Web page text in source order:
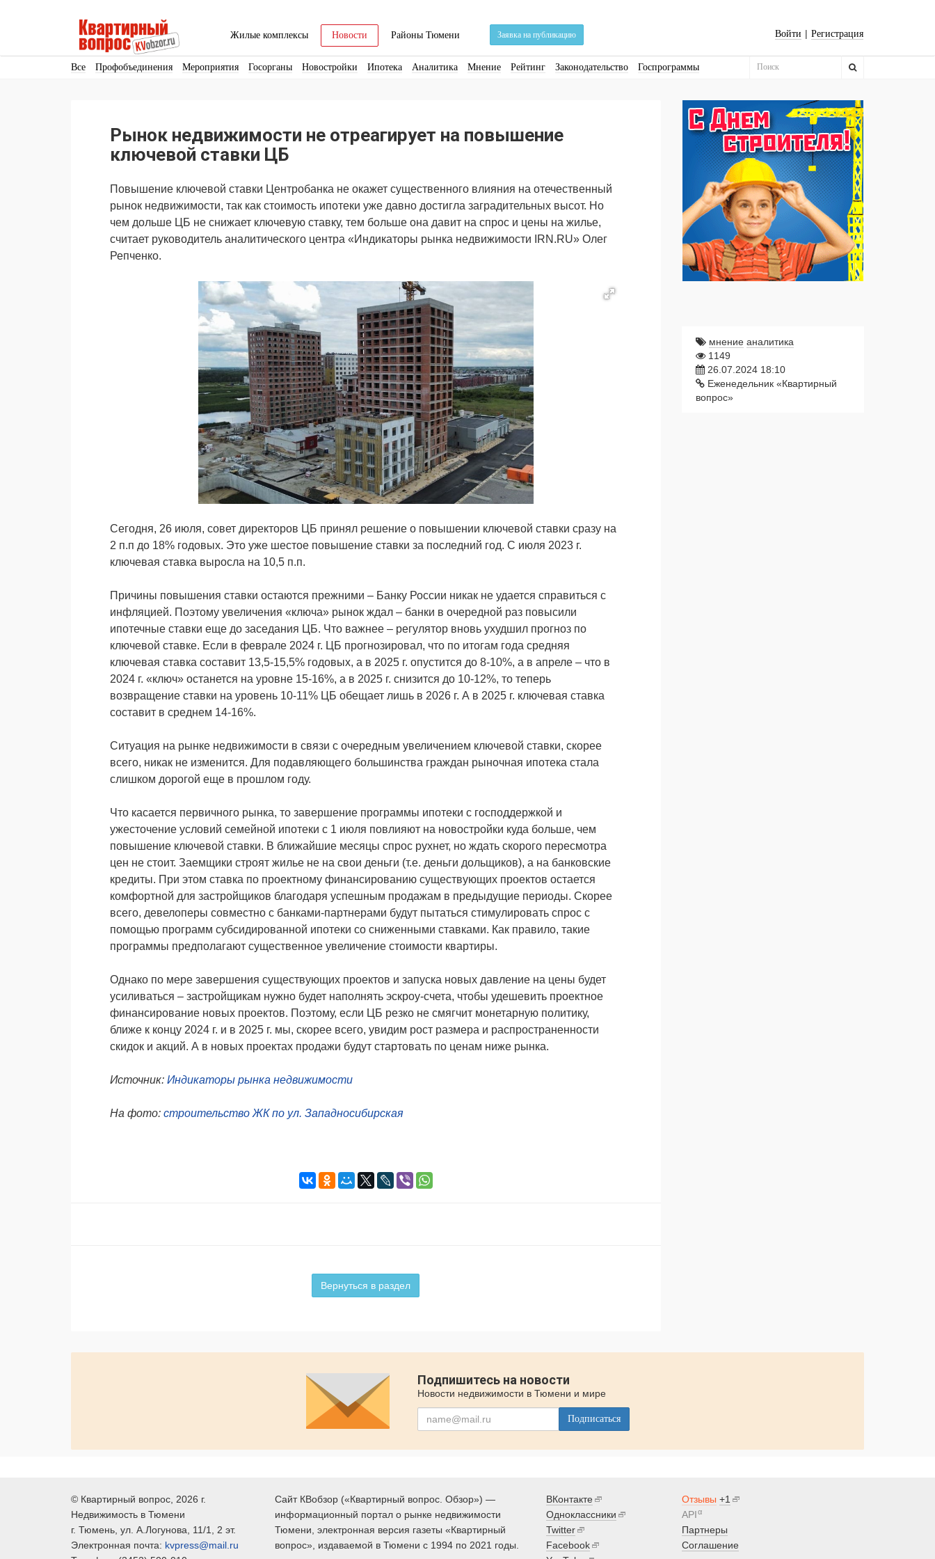
Жилые комплексы Новости Районы Тюмени Заявка на публикацию Войти | Регистрация
Все Профобъединения Мероприятия Госорганы Новостройки Ипотека Аналитика Мнение Рейтинг Законодательство Госпрограммы
Рынок недвижимости не отреагирует на повышение
ключевой ставки ЦБ
Повышение ключевой ставки Центробанка не окажет существенного влияния на отечественный
рынок недвижимости, так как стоимость ипотеки уже давно достигла заградительных высот. Но
чем дольше ЦБ не снижает ключевую ставку, тем больше она давит на спрос и цены на жилье,
считает руководитель аналитического центра «Индикаторы рынка недвижимости IRN.RU» Олег
Репченко.
Сегодня, 26 июля, совет директоров ЦБ принял решение о повышении ключевой ставки сразу на
2 п.п до 18% годовых. Это уже шестое повышение ставки за последний год. С июля 2023 г.
ключевая ставка выросла на 10,5 п.п.
Причины повышения ставки остаются прежними – Банку России никак не удается справиться с
инфляцией. Поэтому увеличения «ключа» рынок ждал – банки в очередной раз повысили
ипотечные ставки еще до заседания ЦБ. Что важнее – регулятор вновь ухудшил прогноз по
ключевой ставке. Если в феврале 2024 г. ЦБ прогнозировал, что по итогам года средняя
ключевая ставка составит 13,5-15,5% годовых, а в 2025 г. опустится до 8-10%, а в апреле – что в
2024 г. «ключ» останется на уровне 15-16%, а в 2025 г. снизится до 10-12%, то теперь
возвращение ставки на уровень 10-11% ЦБ обещает лишь в 2026 г. А в 2025 г. ключевая ставка
составит в среднем 14-16%.
Ситуация на рынке недвижимости в связи с очередным увеличением ключевой ставки, скорее
всего, никак не изменится. Для подавляющего большинства граждан рыночная ипотека стала
слишком дорогой еще в прошлом году.
Что касается первичного рынка, то завершение программы ипотеки с господдержкой и
ужесточение условий семейной ипотеки с 1 июля повлияют на новостройки куда больше, чем
повышение ключевой ставки. В ближайшие месяцы спрос рухнет, но ждать скорого пересмотра
цен не стоит. Заемщики строят жилье не на свои деньги (т.е. деньги дольщиков), а на банковские
кредиты. При этом ставка по проектному финансированию существующих проектов остается
комфортной для застройщиков благодаря успешным продажам в предыдущие периоды. Скорее
всего, девелоперы совместно с банками-партнерами будут пытаться стимулировать спрос с
помощью программ субсидированной ипотеки со сниженными ставками. Как правило, такие
программы предполагают существенное увеличение стоимости квартиры.
Однако по мере завершения существующих проектов и запуска новых давление на цены будет
усиливаться – застройщикам нужно будет наполнять эскроу-счета, чтобы удешевить проектное
финансирование новых проектов. Поэтому, если ЦБ резко не смягчит монетарную политику,
ближе к концу 2024 г. и в 2025 г. мы, скорее всего, увидим рост размера и распространенности
скидок и акций. А в новых проектах продажи будут стартовать по ценам ниже рынка.
Источник: Индикаторы рынка недвижимости
На фото: строительство ЖК по ул. Западносибирская
Вернуться в раздел
мнение аналитика
1149
26.07.2024 18:10
Еженедельник «Квартирный
вопрос»
Подпишитесь на новости
Новости недвижимости в Тюмени и мире
Подписаться
© Квартирный вопрос , 2026 г.
Недвижимость в Тюмени
г. Тюмень , ул. А.Логунова, 11/1, 2 эт.
Электронная почта: kvpress@mail.ru
Сайт КВобзор («Квартирный вопрос. Обзор») —
информационный портал о рынке недвижимости
Тюмени, электронная версия газеты «Квартирный
вопрос», издаваемой в Тюмени с 1994 по 2021 годы.
ВКонтакте
Одноклассники
Twitter
Facebook
Отзывы +1
APIα
Партнеры
Соглашение